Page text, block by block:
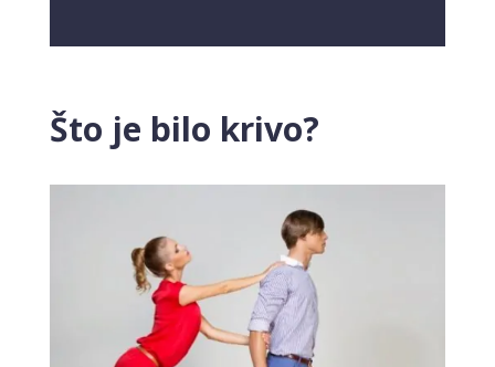
Što je bilo krivo?